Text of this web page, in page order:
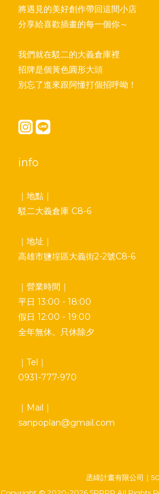
將遇見的美好創作帶回這間小店
分享給喜歡插畫的每一個你～
我們就在駁二的大義倉庫裡
招牌是個黃色圓形大頭
別忘了進來跟阿懂打個招呼呦！
info
｜地點｜
駁二大義倉庫 C8-6
｜地址｜
高雄市鹽埕區大義街2-2號C8-6
｜營業時間｜
平日 13:00 - 18:00
假日 12:00 - 19:00
全年無休。只休除夕
｜Tel｜
0931-777-970
｜Mail｜
sanpoplan@gmail.com
丞緯計畫有限公司｜